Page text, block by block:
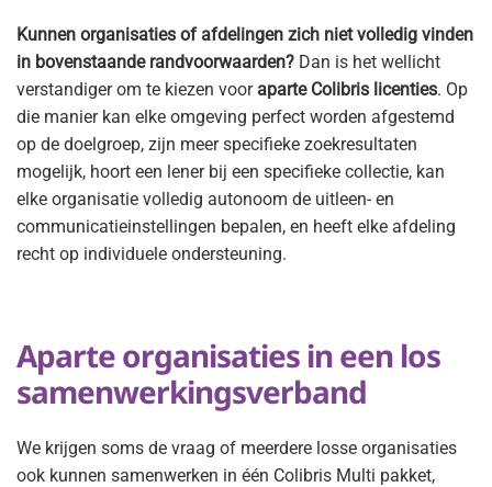
Kunnen organisaties of afdelingen zich niet volledig vinden
in bovenstaande randvoorwaarden? Dan is het wellicht
verstandiger om te kiezen voor aparte Colibris licenties. Op
die manier kan elke omgeving perfect worden afgestemd
op de doelgroep, zijn meer specifieke zoekresultaten
mogelijk, hoort een lener bij een specifieke collectie, kan
elke organisatie volledig autonoom de uitleen- en
communicatieinstellingen bepalen, en heeft elke afdeling
recht op individuele ondersteuning.
Aparte organisaties in een los
samenwerkingsverband
We krijgen soms de vraag of meerdere losse organisaties
ook kunnen samenwerken in één Colibris Multi pakket,